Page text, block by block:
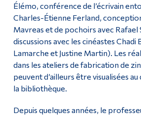
Élémo, conférence de l’écrivain
Charles-Étienne Ferland,
Mavreas et de pochoirs avec
discussions avec les cinéastes Chadi
Lamarche et Justine Martin). Les
dans les ateliers de fabrication de
peuvent d’ailleurs être visualisées
la bibliothèque.
Depuis quelques années, le